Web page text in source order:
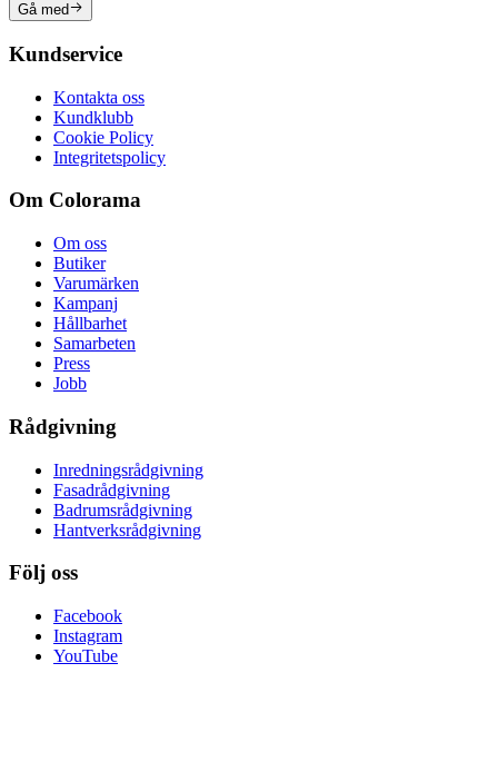
Gå med
Kundservice
Kontakta oss
Kundklubb
Cookie Policy
Integritetspolicy
Om Colorama
Om oss
Butiker
Varumärken
Kampanj
Hållbarhet
Samarbeten
Press
Jobb
Rådgivning
Inredningsrådgivning
Fasadrådgivning
Badrumsrådgivning
Hantverksrådgivning
Följ oss
Facebook
Instagram
YouTube